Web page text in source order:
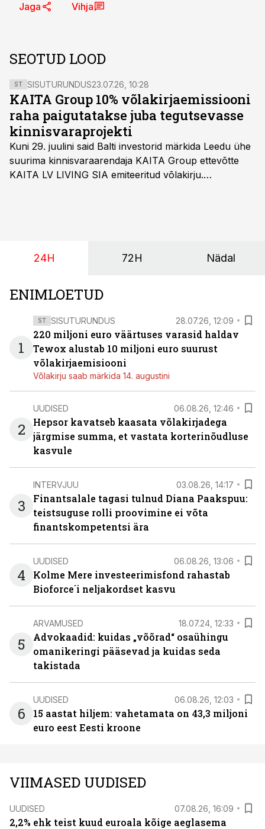
Jaga Vihja
SEOTUD LOOD
ST SISUTURUNDUS23.07.26, 10:28
KAITA Group 10% võlakirjaemissiooni
raha paigutatakse juba tegutsevasse
kinnisvaraprojekti
Kuni 29. juulini said Balti investorid märkida Leedu ühe
suurima kinnisvaraarendaja KAITA Group ettevõtte
KAITA LV LIVING SIA emiteeritud võlakirju.
24H 72H Nädal
ENIMLOETUD
1
ST SISUTURUNDUS 28.07.26, 12:09
220 miljoni euro väärtuses varasid haldav
Tewox alustab 10 miljoni euro suurust
võlakirjaemisiooni
Võlakirju saab märkida 14. augustini
2
UUDISED 06.08.26, 12:46
Hepsor kavatseb kaasata võlakirjadega
järgmise summa, et vastata korterinõudluse
kasvule
3
INTERVJUU 03.08.26, 14:17
Finantsalale tagasi tulnud Diana Paakspuu:
teistsuguse rolli proovimine ei võta
finantskompetentsi ära
4
UUDISED 06.08.26, 13:06
Kolme Mere investeerimisfond rahastab
Bioforce´i neljakordset kasvu
5
ARVAMUSED 18.07.24, 12:33
Advokaadid: kuidas „võõrad“ osaühingu
omanikeringi pääsevad ja kuidas seda
takistada
6
UUDISED 06.08.26, 12:03
15 aastat hiljem: vahetamata on 43,3 miljoni
euro eest Eesti kroone
VIIMASED UUDISED
UUDISED 07.08.26, 16:09
2,2% ehk teist kuud euroala kõige aeglasema